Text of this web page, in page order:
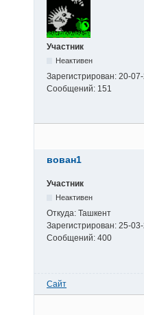
Участник
Неактивен
Зарегистрирован: 20-
Сообщений: 151
вован1
Участник
Неактивен
Откуда: Ташкент
Зарегистрирован: 25-
Сообщений: 400
Сайт